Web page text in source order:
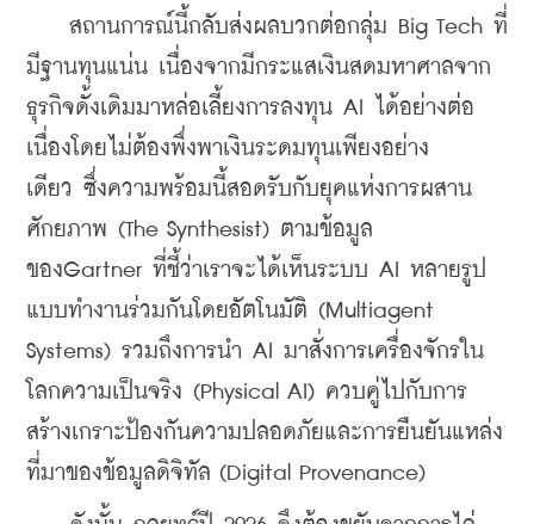
สถานการณ์นี้กลับส่งผลบวกต่อกลุ่ม Big Tech ที่
มีฐานทุนแน่น เนื่องจากมีกระแสเงินสดมหาศาลจาก
ธุรกิจดั้งเดิมมาหล่อเลี้ยงการลงทุน AI ได้อย่างต่อ
เนื่องโดยไม่ต้องพึ่งพาเงินระดมทุนเพียงอย่าง
เดียว ซึ่งความพร้อมนี้สอดรับกับยุคแห่งการผสาน
ศักยภาพ (The Synthesist) ตามข้อมูล
ของGartner ที่ชี้ว่าเราจะได้เห็นระบบ AI หลายรูป
แบบทำงานร่วมกันโดยอัตโนมัติ (Multiagent
Systems) รวมถึงการนำ AI มาสั่งการเครื่องจักรใน
โลกความเป็นจริง (Physical AI) ควบคู่ไปกับการ
สร้างเกราะป้องกันความปลอดภัยและการยืนยันแหล่ง
ที่มาของข้อมูลดิจิทัล (Digital Provenance)